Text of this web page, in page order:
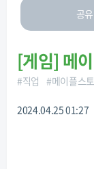
공유
[게임] 메
#직업 #메이플스
2024.04.25 01:27